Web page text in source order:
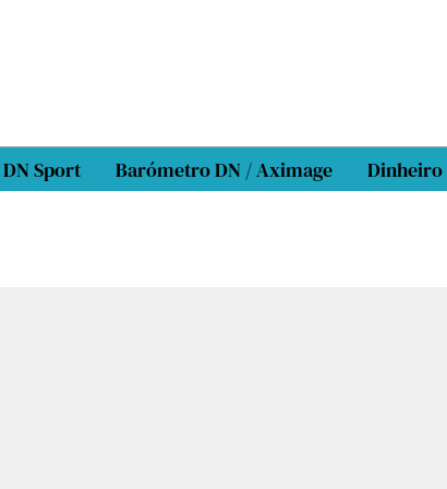
DN Sport Barómetro DN / Aximage Dinheiro